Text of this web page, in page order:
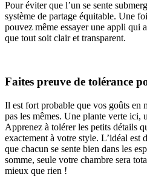
Pour éviter que l’un se sente
système de partage équitable. Une
pouvez même essayer une appli qui
que tout soit clair et transparent.
Faites preuve de tolérance
Il est fort probable que vos goûts en
pas les mêmes. Une plante verte
Apprenez à tolérer les petits détails
exactement à votre style. L’idéal est
que chacun se sente bien dans les
somme, seule votre chambre sera
mieux que rien !